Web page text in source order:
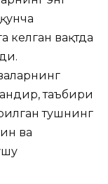
келган вақтда
таъбири
тушнинг
ва